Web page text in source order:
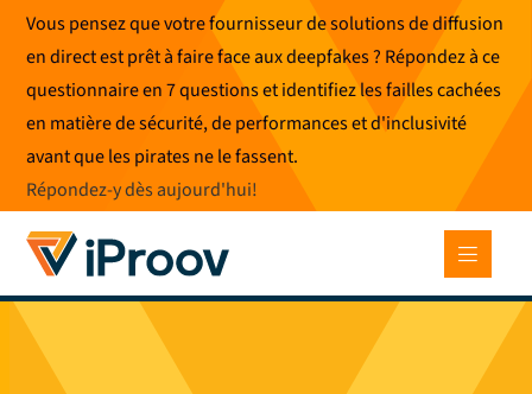
Skip
content
Vous pensez que votre fournisseur de solutions de diffusion
en direct est prêt à faire face aux deepfakes ? Répondez à ce
questionnaire en 7 questions et identifiez les failles cachées
en matière de sécurité, de performances et d'inclusivité
avant que les pirates ne le fassent.
Répondez-y dès aujourd'hui!